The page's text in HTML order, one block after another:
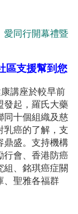
愛同行開幕禮暨
區支援幫到您
講座於較早前
發起，羅氏大藥
同十個組織及慈
乳癌的了解，支
鼎盛。支持機構
行會、香港防癌
組、銘琪癌症關
、聖雅各福群